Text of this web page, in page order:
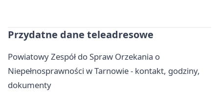
Przydatne dane teleadresowe
Powiatowy Zespół do Spraw Orzekania o
Niepełnosprawności w Tarnowie - kontakt, godziny,
dokumenty